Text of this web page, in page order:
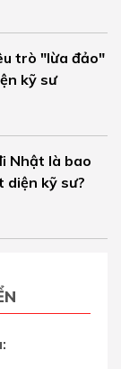
trò "lừa đảo"
kỹ sư
Nhật là bao
diện kỹ sư?